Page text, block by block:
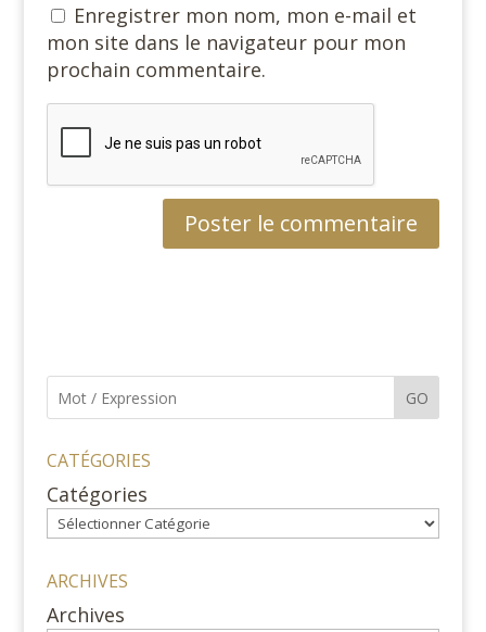
Enregistrer mon nom, mon e-mail et
mon site dans le navigateur pour mon
prochain commentaire.
GO
CATÉGORIES
Catégories
ARCHIVES
Archives